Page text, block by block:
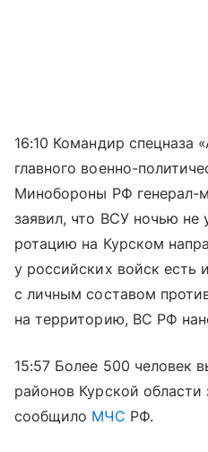
16:10 Командир спецназа
главного военно-
Минобороны РФ генерал-
заявил, что ВСУ ночью не
ротацию на Курском
у российских войск есть
с личным составом
на территорию, ВС РФ
15:57 Более 500 человек
районов Курской
сообщило МЧС РФ.